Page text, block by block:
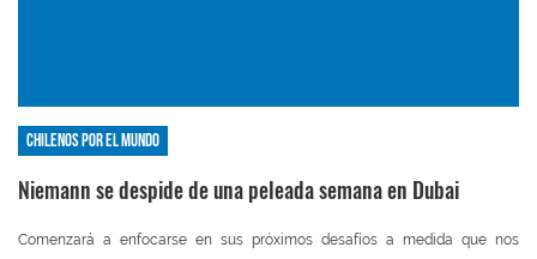
Chilenos por el mundo
Niemann se despide de una peleada semana en Dubai
Comenzará a enfocarse en sus próximos desafíos a medida que nos